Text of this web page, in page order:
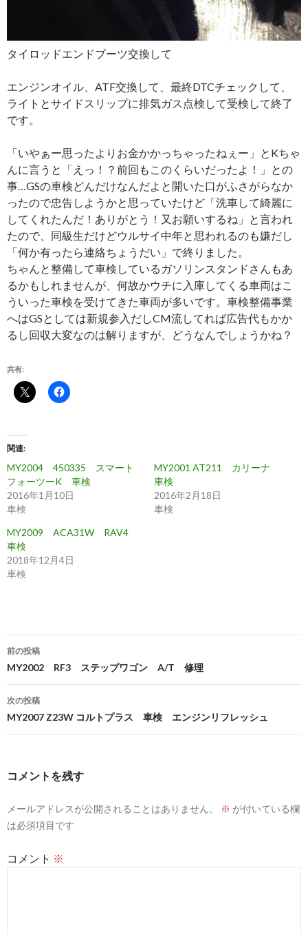
タイロッドエンドブーツ交換して
エンジンオイル、ATF交換して、最終DTCチェックして、
ライトとサイドスリップに排気ガス点検して受検して終了
です。
「いやぁー思ったよりお金かかっちゃったねぇー」とKちゃ
んに言うと「えっ！？前回もこのくらいだったよ！」との
事…GSの車検どんだけなんだよと開いた口がふさがらなか
ったので忠告しようかと思っていたけど「洗車して綺麗に
してくれたんだ！ありがとう！又お願いするね」と言われ
たので、同級生だけどウルサイ中年と思われるのも嫌だし
「何か有ったら連絡ちょうだい」で終りました。
ちゃんと整備して車検しているガソリンスタンドさんもあ
るかもしれませんが、何故かウチに入庫してくる車両はこ
ういった車検を受けてきた車両が多いです。車検整備事業
へはGSとしては新規参入だしCM流してれば広告代もかか
るし回収大変なのは解りますが、どうなんでしょうかね？
共有:
関連
MY2004 450335 スマート
フォーツーK 車検
2016年1月10日
車検
MY2001 AT211 カリーナ
車検
2016年2月18日
車検
MY2009 ACA31W RAV4
車検
2018年12月4日
車検
投
稿
ナ
ビ
ョ
前の投稿
MY2002 RF3 ステップワゴン A/T 修理
次の投稿
MY2007 Z23W コルトプラス 車検 エンジンリフレッシュ
コメントを残す
メールアドレスが公開されることはありません。 ※ が付いている欄
は必須項目です
コメント ※